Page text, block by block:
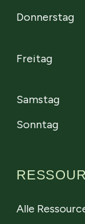
Alle
Donnerstag
Freitag
Samstag
Sonntag